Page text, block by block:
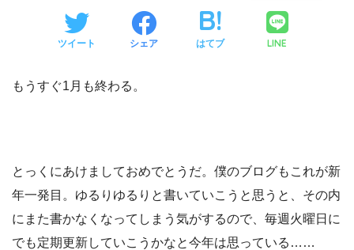
ツイート シェア はてブ LINE
もうすぐ1月も終わる。
とっくにあけましておめでとうだ。僕のブログもこれが新
年一発目。ゆるりゆるりと書いていこうと思うと、その内
にまた書かなくなってしまう気がするので、毎週火曜日に
でも定期更新していこうかなと今年は思っている……